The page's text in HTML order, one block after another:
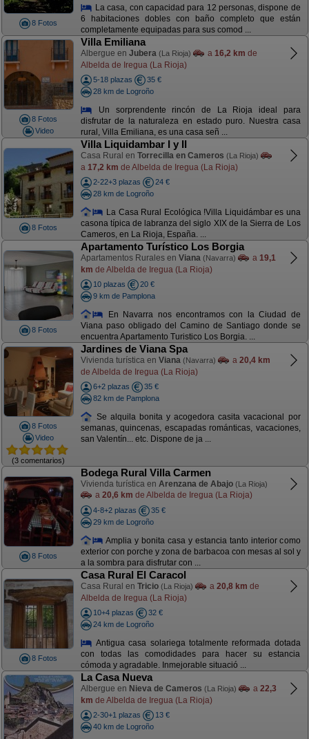
8 Fotos
La casa, con capacidad para 12 personas, dispone de
6 habitaciones dobles con baño completo que están
completamente equipadas para sus comod ...
8 Fotos
Video
Villa Emiliana
Albergue en Jubera (La Rioja) a 16,2 km de
Albelda de Iregua (La Rioja)
5-18 plazas
35 €
28 km de Logroño
Un sorprendente rincón de La Rioja ideal para
disfrutar de la naturaleza en estado puro. Nuestra casa
rural, Villa Emiliana, es una casa señ ...
8 Fotos
Villa Liquidambar I y II
Casa Rural en Torrecilla en Cameros (La Rioja)
a 17,2 km de Albelda de Iregua (La Rioja)
2-22+3 plazas
24 €
28 km de Logroño
La Casa Rural Ecológica !Villa Liquidámbar es una
casona típica de labranza del siglo XIX de la Sierra de Los
Cameros, en La Rioja, España. ...
8 Fotos
Apartamento Turístico Los Borgia
Apartamentos Rurales en Viana (Navarra) a 19,1
km de Albelda de Iregua (La Rioja)
10 plazas
20 €
9 km de Pamplona
En Navarra nos encontramos con la Ciudad de
Viana paso obligado del Camino de Santiago donde se
encuentra Apartamento Turistico Los Borgia. ...
8 Fotos
Video
(3 comentarios)
Jardines de Viana Spa
Vivienda turística en Viana (Navarra) a 20,4 km
de Albelda de Iregua (La Rioja)
6+2 plazas
35 €
82 km de Pamplona
Se alquila bonita y acogedora casita vacacional por
semanas, quincenas, escapadas románticas, vacaciones,
san Valentín... etc. Dispone de ja ...
8 Fotos
Bodega Rural Villa Carmen
Vivienda turística en Arenzana de Abajo (La Rioja)
a 20,6 km de Albelda de Iregua (La Rioja)
4-8+2 plazas
35 €
29 km de Logroño
Amplia y bonita casa y estancia tanto interior como
exterior con porche y zona de barbacoa con mesas al sol y
a la sombra para disfrutar con ...
8 Fotos
Casa Rural El Caracol
Casa Rural en Tricio (La Rioja) a 20,8 km de
Albelda de Iregua (La Rioja)
10+4 plazas
32 €
24 km de Logroño
Antigua casa solariega totalmente reformada dotada
con todas las comodidades para hacer su estancia
cómoda y agradable. Inmejorable situació ...
La Casa Nueva
Albergue en Nieva de Cameros (La Rioja) a 22,3
km de Albelda de Iregua (La Rioja)
2-30+1 plazas
13 €
40 km de Logroño